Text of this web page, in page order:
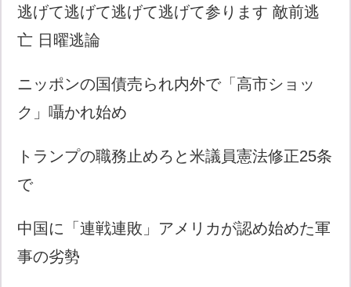
逃げて逃げて逃げて逃げて参ります 敵前逃
亡 日曜逃論
ニッポンの国債売られ内外で「高市ショッ
ク」囁かれ始め
トランプの職務止めろと米議員憲法修正25条
で
中国に「連戦連敗」アメリカが認め始めた軍
事の劣勢